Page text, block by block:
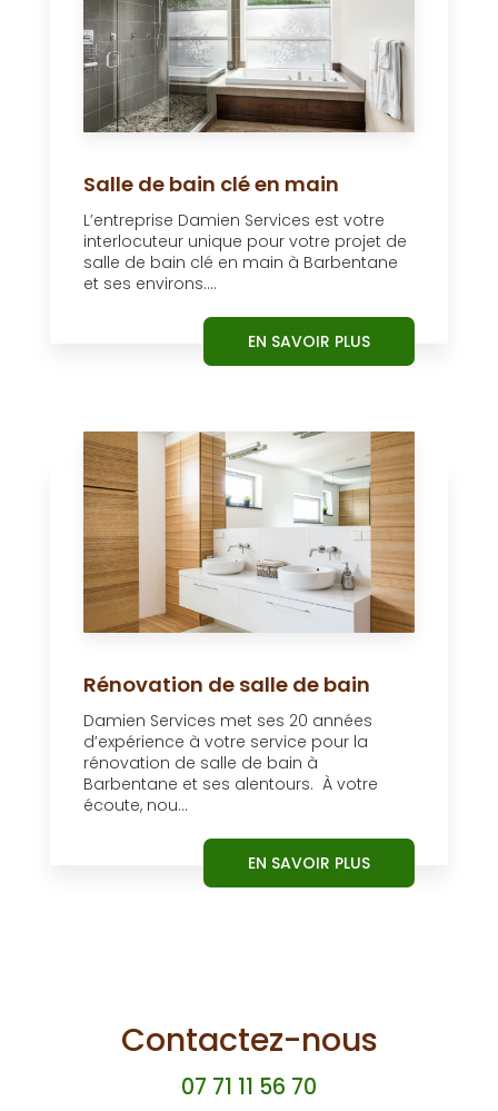
Salle de bain clé en main
L’entreprise Damien Services est votre
interlocuteur unique pour votre projet de
salle de bain clé en main à Barbentane
et ses environs....
EN SAVOIR PLUS
Rénovation de salle de bain
Damien Services met ses 20 années
d’expérience à votre service pour la
rénovation de salle de bain à
Barbentane et ses alentours. À votre
écoute, nou...
EN SAVOIR PLUS
Contactez-nous
07 71 11 56 70